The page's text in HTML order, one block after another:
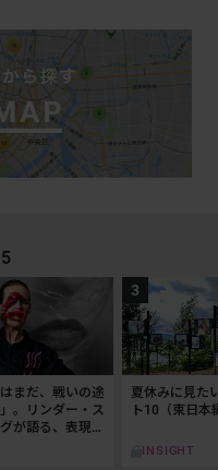
はまだ、戦いの途
。リンダー・ス
が語る、表現と
夏休みに見た
ト10（東日本
INSIGHT